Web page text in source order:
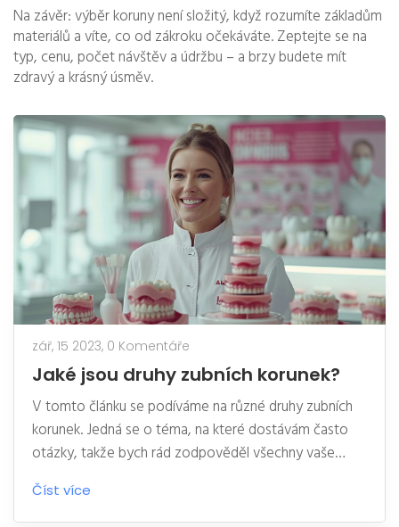
Na závěr: výběr koruny není složitý, když rozumíte základům
materiálů a víte, co od zákroku očekáváte. Zeptejte se na
typ, cenu, počet návštěv a údržbu – a brzy budete mít
zdravý a krásný úsměv.
zář, 15 2023, 0 Komentáře
Jaké jsou druhy zubních korunek?
V tomto článku se podíváme na různé druhy zubních
korunek. Jedná se o téma, na které dostávám často
otázky, takže bych rád zodpověděl všechny vaše
pochybnosti. Dozvíte se, jaké materiály se používají
pro výrobu korunek a jaký druh korunky může být
Číst více